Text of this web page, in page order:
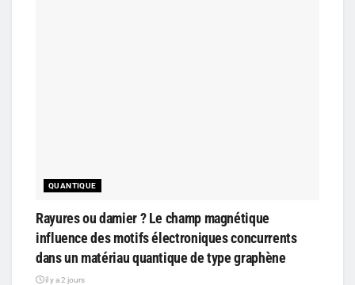
QUANTIQUE
Rayures ou damier ? Le champ magnétique
influence des motifs électroniques concurrents
dans un matériau quantique de type graphène
il y a 2 jours